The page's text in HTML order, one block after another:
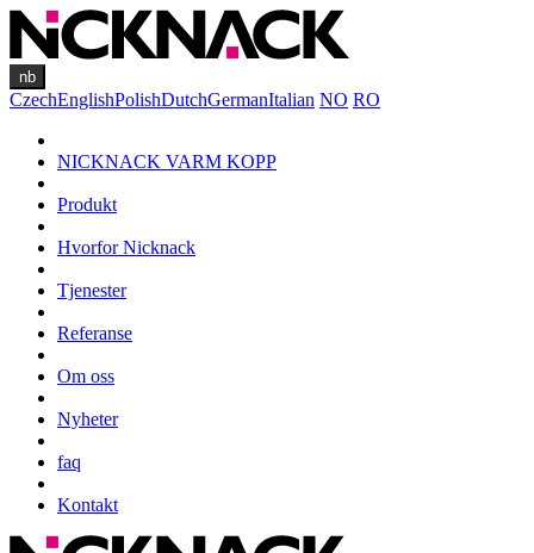
nb
CzechEnglishPolishDutchGermanItalian NO RO
NICKNACK VARM KOPP
Produkt
Hvorfor Nicknack
Tjenester
Referanse
Om oss
Nyheter
faq
Kontakt